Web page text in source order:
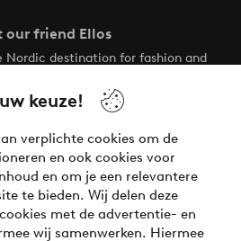
keuze!
verplichte cookies om de
en ook cookies voor
en om je een relevantere
te bieden. Wij delen deze
met de advertentie- en
wij samenwerken. Hiermee
our friend Ellos
Nordic destination for fashion and
next inspiring look is here!
- Nu betalen of opsplitsen